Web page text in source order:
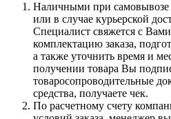
Наличными при самовывозе
или в случае курьерской
Специалист свяжется с
комплектацию заказа,
а также уточнить время и
получении товара Вы
товаросопроводительные
средства, получаете чек.
По расчетному счету